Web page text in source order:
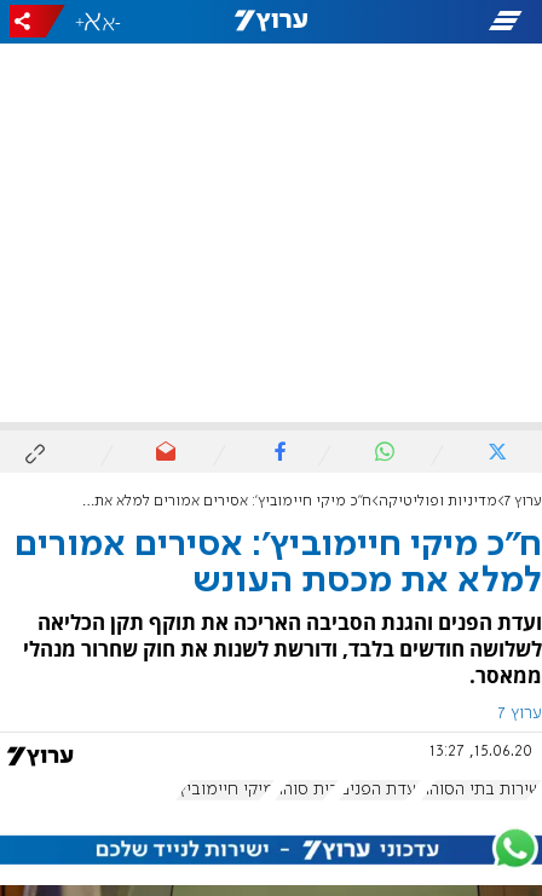
-
+
ערוץ 7 מדיניות ופוליטיקה ח"כ מיקי חיימוביץ': אסירים אמורים למלא את מכסת העונש
ח"כ מיקי חיימוביץ': אסירים אמורים
למלא את מכסת העונש
ועדת הפנים והגנת הסביבה האריכה את תוקף תקן הכליאה
לשלושה חודשים בלבד, ודורשת לשנות את חוק שחרור מנהלי
ממאסר.
ערוץ 7
15.06.20, 13:27
שירות בתי הסוהר ועדת הפנים בית סוהר מיקי חיימוביץ'